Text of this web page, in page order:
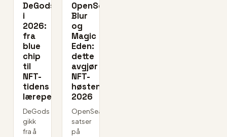
DeGods
i
2026:
fra
blue
chip
til
NFT-
tidens
lærepenge
DeGods
gikk
fra å
OpenSea,
Blur
og
Magic
Eden:
dette
avgjør
NFT-
høsten
2026
OpenSea
satser
på